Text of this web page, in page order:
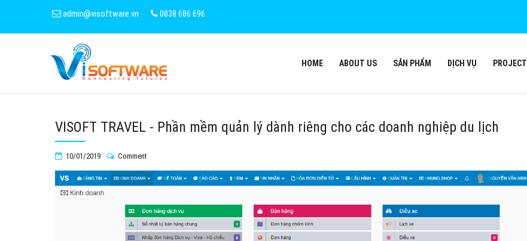
admin@visoftware.vn 0838 686 696
HOME ABOUT US SẢN PHẨM DỊCH VỤ PROJECT
VISOFT TRAVEL - Phần mềm quản lý dành riêng cho các doanh nghiệp du lịch
10/01/2019 Comment